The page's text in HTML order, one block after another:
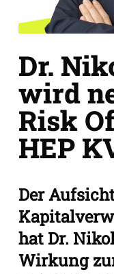
Dr.
wird
Risk
HEP
Der
hat Dr.
Wirkung